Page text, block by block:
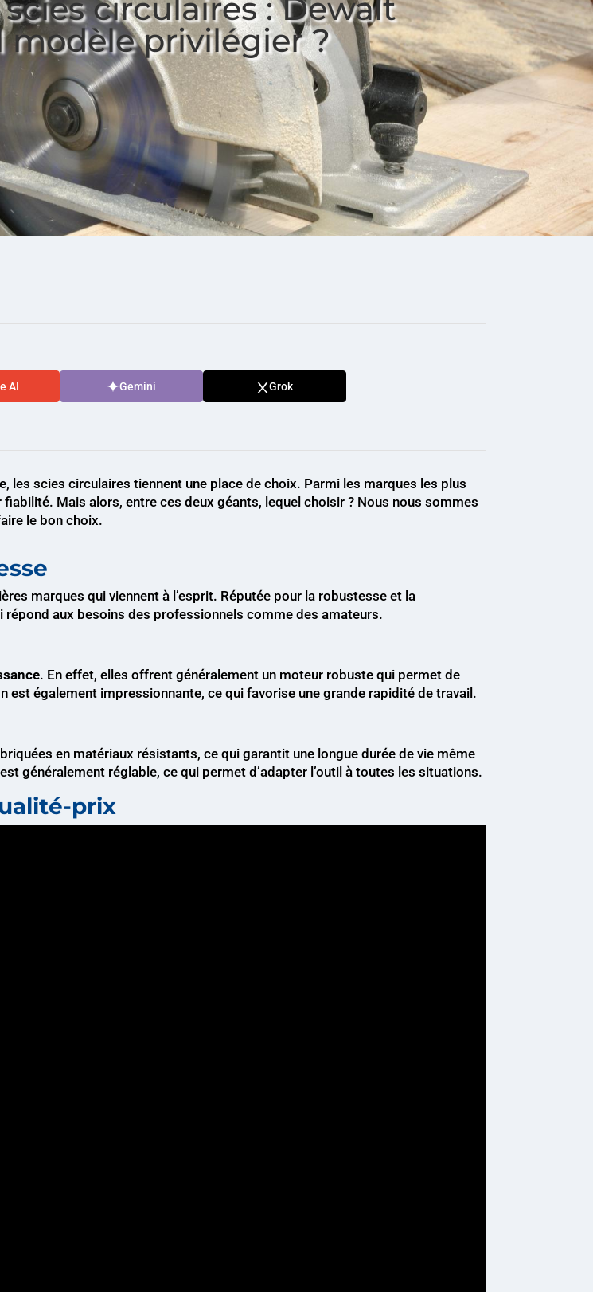
circulaires : Dewalt
modèle privilégier ?
AI Gemini Grok
scies circulaires tiennent une place de choix. Parmi les marques les plus
Mais alors, entre ces deux géants, lequel choisir ? Nous nous sommes
le bon choix.
marques qui viennent à l’esprit. Réputée pour la robustesse et la
aux besoins des professionnels comme des amateurs.
. En effet, elles offrent généralement un moteur robuste qui permet de
également impressionnante, ce qui favorise une grande rapidité de travail.
en matériaux résistants, ce qui garantit une longue durée de vie même
généralement réglable, ce qui permet d’adapter l’outil à toutes les situations.
prix